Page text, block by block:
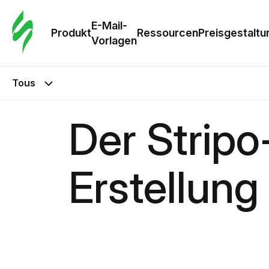
Produkt
E-Mail-
Vorlagen
Ressourcen
Tous
Der